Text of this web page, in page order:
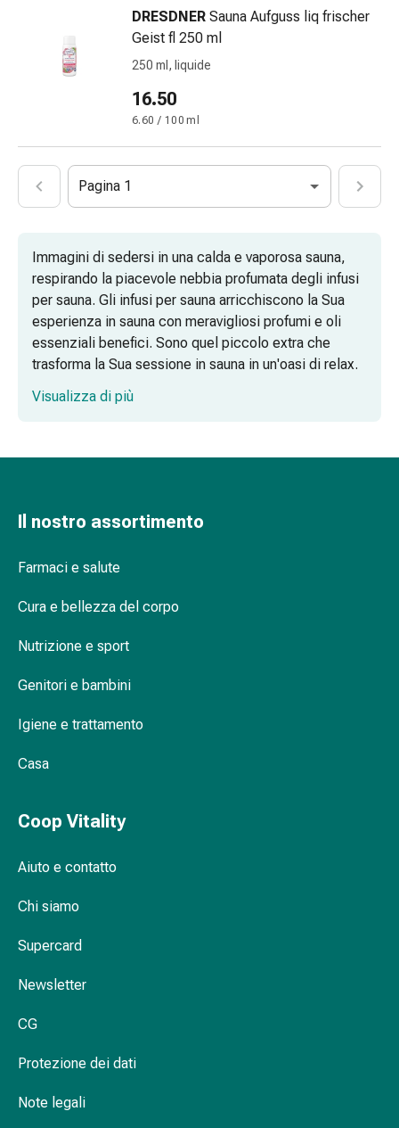
Terapia
cardiaca
Calze
compressione
Disturbi
circolatori
Cessazione
del
fumo
venosi
Coagulazione
del
sangue
Disturbi
del
cardiaco
concentrazione
e
da
Antiallergico
La
Naso
di
Nausea
medico
pelle
DRESDNER Sauna Aufguss liq frischer
Geist fl 250 ml
250 ml, liquide
16.50
6.60 / 100 ml
Pagina 1
Immagini di sedersi in una calda e vaporosa sauna,
respirando la piacevole nebbia profumata degli infusi
per sauna. Gli infusi per sauna arricchiscono la Sua
esperienza in sauna con meravigliosi profumi e oli
essenziali benefici. Sono quel piccolo extra che
trasforma la Sua sessione in sauna in un'oasi di relax.
Visualizza di più
Il nostro assortimento
Farmaci e salute
Cura e bellezza del corpo
Nutrizione e sport
Genitori e bambini
Igiene e trattamento
Casa
Coop Vitality
Aiuto e contatto
Chi siamo
Supercard
Newsletter
CG
Protezione dei dati
Note legali